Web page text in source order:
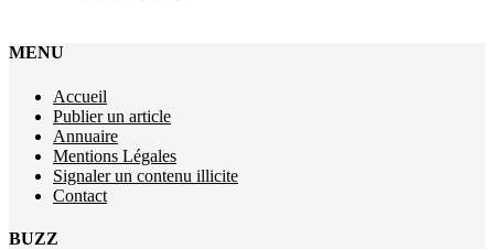
MENU
Accueil
Publier un article
Annuaire
Mentions Légales
Signaler un contenu illicite
Contact
BUZZ